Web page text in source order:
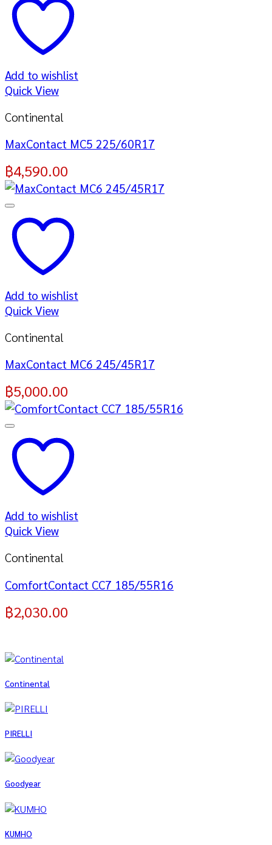
Add to wishlist
Quick View
Continental
MaxContact MC5 225/60R17
฿4,590.00
Add to wishlist
Quick View
Continental
MaxContact MC6 245/45R17
฿5,000.00
Add to wishlist
Quick View
Continental
ComfortContact CC7 185/55R16
฿2,030.00
Continental
PIRELLI
Goodyear
KUMHO